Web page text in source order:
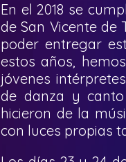
En el 2018 se
de San Vicente de
poder entregar
estos años,
jóvenes
de danza y
hicieron de la
con luces propias